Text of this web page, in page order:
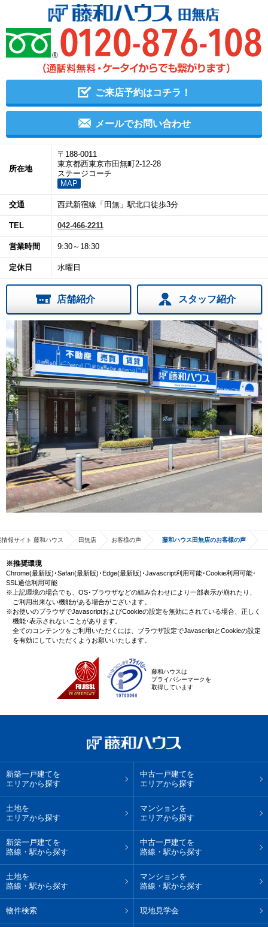
ご来店予約はコチラ！
メールでお問い合わせ
所在地
〒188-0011
東京都西東京市田無町2-12-28
ステージコーチ
MAP
交通 西武新宿線「田無」駅北口徒歩3分
TEL 042-466-2211
営業時間 9:30～18:30
定休日 水曜日
店舗紹介 スタッフ紹介
報サイト 藤和ハウス 田無店 お客様の声 藤和ハウス田無店のお客様の声
※推奨環境
Chrome(最新版)･Safari(最新版)･Edge(最新版)･Javascript利用可能･Cookie利用可能･
SSL通信利用可能
※上記環境の場合でも、OS･ブラウザなどの組み合わせにより一部表示が崩れたり、
ご利用出来ない機能がある場合がございます。
※お使いのブラウザでJavascriptおよびCookieの設定を無効にされている場合、正しく
機能･表示されないことがあります。
全てのコンテンツをご利用いただくには、ブラウザ設定でJavascriptとCookieの設定
を有効にしていただくようお願いいたします。
藤和ハウスは
プライバシーマークを
取得しています
新築一戸建てを
エリアから探す
中古一戸建てを
エリアから探す
土地を
エリアから探す
マンションを
エリアから探す
新築一戸建てを
路線・駅から探す
中古一戸建てを
路線・駅から探す
土地を
路線・駅から探す
マンションを
路線・駅から探す
物件検索 現地見学会